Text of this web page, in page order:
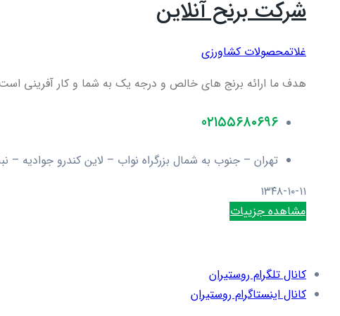
شرکت برنح آنلاین
غلاتمحصولات کشاورزی
هدف ما ارائه برنج های خالص و درجه یک به شما و کار آفرینی
0۲۱۵۵۶۸۰۶۹۶
تهران – جنوب به شمال بزرگراه نواب – لاین کندرو جوادیه – نبش میدان محمودی –
۱۳۴۸-۱۰-۱۱
مشاهده جزییات
کانال تلگرام روستیران
کانال اینستاگرام روستیران